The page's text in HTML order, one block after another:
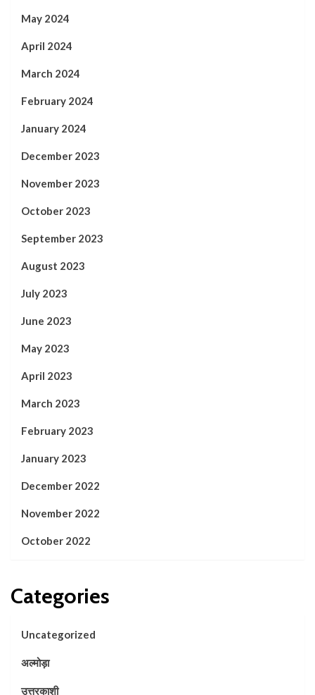
May 2024
April 2024
March 2024
February 2024
January 2024
December 2023
November 2023
October 2023
September 2023
August 2023
July 2023
June 2023
May 2023
April 2023
March 2023
February 2023
January 2023
December 2022
November 2022
October 2022
Categories
Uncategorized
अल्मोड़ा
उत्तरकाशी